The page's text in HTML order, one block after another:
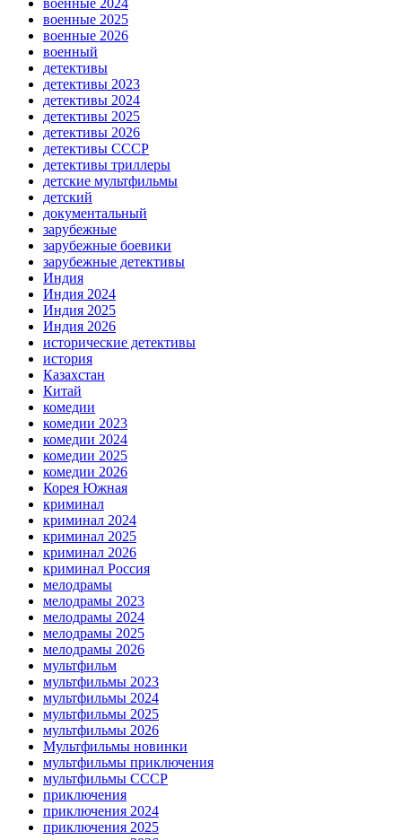
военные 2024
военные 2025
военные 2026
военный
детективы
детективы 2023
детективы 2024
детективы 2025
детективы 2026
детективы СССР
детективы триллеры
детские мультфильмы
детский
документальный
зарубежные
зарубежные боевики
зарубежные детективы
Индия
Индия 2024
Индия 2025
Индия 2026
исторические детективы
история
Казахстан
Китай
комедии
комедии 2023
комедии 2024
комедии 2025
комедии 2026
Корея Южная
криминал
криминал 2024
криминал 2025
криминал 2026
криминал Россия
мелодрамы
мелодрамы 2023
мелодрамы 2024
мелодрамы 2025
мелодрамы 2026
мультфильм
мультфильмы 2023
мультфильмы 2024
мультфильмы 2025
мультфильмы 2026
Мультфильмы новинки
мультфильмы приключения
мультфильмы СССР
приключения
приключения 2024
приключения 2025